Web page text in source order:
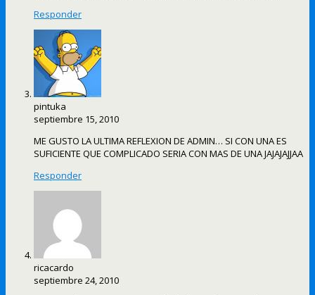
Responder
pintuka
septiembre 15, 2010
ME GUSTO LA ULTIMA REFLEXION DE ADMIN… SI CON UNA ES
SUFICIENTE QUE COMPLICADO SERIA CON MAS DE UNA JAJAJAJJAA
Responder
ricacardo
septiembre 24, 2010